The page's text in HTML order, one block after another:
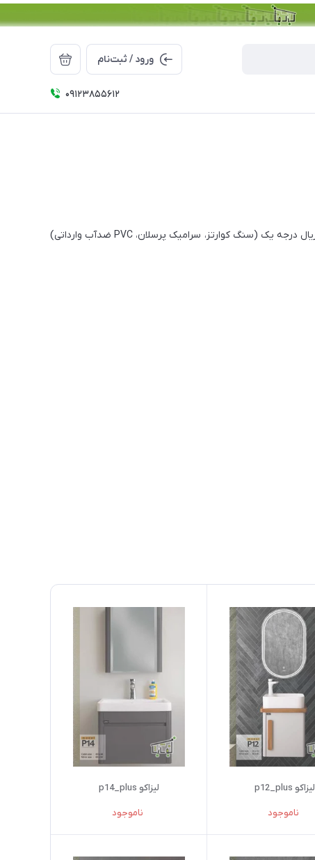
ورود / ثبت‌نام
09123855612
روشویی برند لیزاکو (Lizako) یکی از محبوب‌ترین گزینه‌های لوکس و باکیفیت در بازار ایران است. محصولات Lizako با طراحی مدرن اروپایی، متریال درجه یک (سنگ کوارتز، سرامیک پرسلان، PVC ضدآب وارداتی)
لیزاکو p12_plus
ناموجود
لیزاکو p14_plus
ناموجود